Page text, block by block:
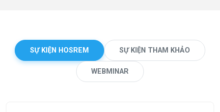
SỰ KIỆN HOSREM SỰ KIỆN THAM KHẢO
WEBMINAR